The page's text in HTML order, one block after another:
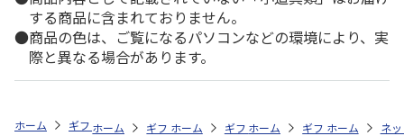
する商品に含まれておりません。
商品の色は、ご覧になるパソコンなどの環境により、実
際と異なる場合があります。
ホーム ギフトストア お中元・夏ギフト特集 2026 そうめん・麺類
ホーム ギフトストア お中元・夏ギフト特集 2026
ホーム ギフトストア お中元・夏ギフト
ホーム ギフトストア お
ホーム ネ